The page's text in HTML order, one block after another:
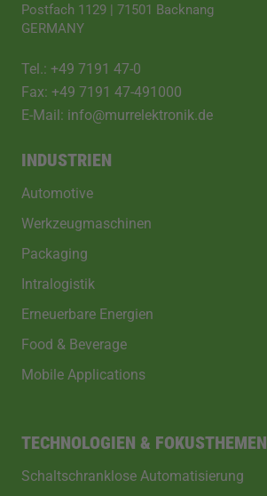
Postfach 1129 | 71501 Backnang
GERMANY
Tel.: +49 7191 47-0
Fax: +49 7191 47-491000
E-Mail: info@murrelektronik.de
INDUSTRIEN
Automotive
Werkzeugmaschinen
Packaging
Intralogistik
Erneuerbare Energien
Food & Beverage
Mobile Applications
TECHNOLOGIEN & FOKUSTHEMEN
Schaltschranklose Automatisierung